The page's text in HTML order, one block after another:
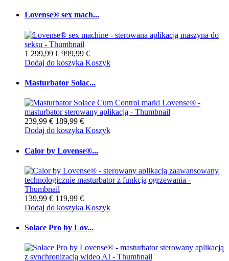
Lovense® sex mach...
1 299,99 € 999,99 €
Dodaj do koszyka Koszyk
Masturbator Solac...
239,99 € 189,99 €
Dodaj do koszyka Koszyk
Calor by Lovense®...
139,99 € 119,99 €
Dodaj do koszyka Koszyk
Solace Pro by Lov...